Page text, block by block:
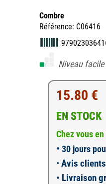
Combre
Référence: C06416
Niveau facile
15.80 €
EN STOCK
Chez vous
• 30 jours
• Avis clients
• Livraison